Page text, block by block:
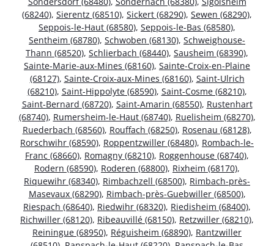
(68240), Sierentz (68510), Sickert (68290), Sewen (68290),
Seppois-le-Haut (68580), Seppois-le-Bas (68580),
Sentheim (68780), Schwoben (68130), Schweighouse-
Thann (68520), Schlierbach (68440), Sausheim (68390),
Sainte-Marie-aux-Mines (68160), Sainte-Croix-en-Plaine
(68127), Sainte-Croix-aux-Mines (68160), Saint-Ulrich
(68210), Saint-Hippolyte (68590), Saint-Cosme (68210),
Saint-Bernard (68720), Saint-Amarin (68550), Rustenhart
(68740), Rumersheim-le-Haut (68740), Ruelisheim (68270),
Ruederbach (68560), Rouffach (68250), Rosenau (68128),
Rorschwihr (68590), Roppentzwiller (68480), Rombach-le-
Franc (68660), Romagny (68210), Roggenhouse (68740),
Rodern (68590), Roderen (68800), Rixheim (68170),
Riquewihr (68340), Rimbachzell (68500), Rimbach-près-
Masevaux (68290), Rimbach-près-Guebwiller (68500),
Riespach (68640), Riedwihr (68320), Riedisheim (68400),
Richwiller (68120), Ribeauvillé (68150), Retzwiller (68210),
Reiningue (68950), Réguisheim (68890), Rantzwiller